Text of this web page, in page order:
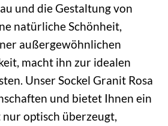
und die Gestaltung von
natürliche Schönheit,
außergewöhnlichen
macht ihn zur idealen
Unser Sockel Granit Rosa
und bietet Ihnen ein
optisch überzeugt,